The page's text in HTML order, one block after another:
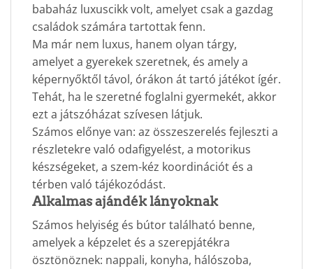
babaház luxuscikk volt, amelyet csak a gazdag
családok számára tartottak fenn.
Ma már nem luxus, hanem olyan tárgy,
amelyet a gyerekek szeretnek, és amely a
képernyőktől távol, órákon át tartó játékot ígér.
Tehát, ha le szeretné foglalni gyermekét, akkor
ezt a játszóházat szívesen látjuk.
Számos előnye van: az összeszerelés fejleszti a
részletekre való odafigyelést, a motorikus
készségeket, a szem-kéz koordinációt és a
térben való tájékozódást.
Alkalmas ajándék lányoknak
Számos helyiség és bútor található benne,
amelyek a képzelet és a szerepjátékra
ösztönöznek: nappali, konyha, hálószoba,